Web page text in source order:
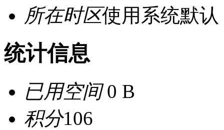
所在时区使用系统默认
统计信息
已用空间0 B
积分106